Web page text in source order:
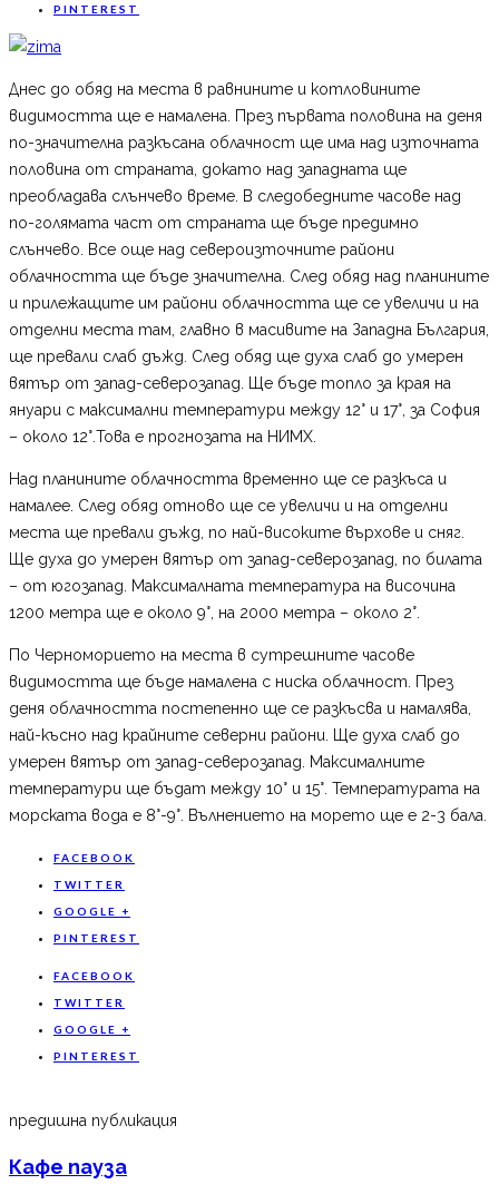
PINTEREST
Днес до обяд на места в равнините и котловините
видимостта ще е намалена. През първата половина на деня
по-значителна разкъсана облачност ще има над източната
половина от страната, докато над западната ще
преобладава слънчево време. В следобедните часове над
по-голямата част от страната ще бъде предимно
слънчево. Все още над североизточните райони
облачността ще бъде значителна. След обяд над планините
и прилежащите им райони облачността ще се увеличи и на
отделни места там, главно в масивите на Западна България,
ще превали слаб дъжд. След обяд ще духа слаб до умерен
вятър от запад-северозапад. Ще бъде топло за края на
януари с максимални температури между 12° и 17°, за София
– около 12°.Това е прогнозата на НИМХ.
Над планините облачността временно ще се разкъса и
намалее. След обяд отново ще се увеличи и на отделни
места ще превали дъжд, по най-високите върхове и сняг.
Ще духа до умерен вятър от запад-северозапад, по билата
– от югозапад. Максималната температура на височина
1200 метра ще е около 9°, на 2000 метра – около 2°.
По Черноморието на места в сутрешните часове
видимостта ще бъде намалена с ниска облачност. През
деня облачността постепенно ще се разкъсва и намалява,
най-късно над крайните северни райони. Ще духа слаб до
умерен вятър от запад-северозапад. Максималните
температури ще бъдат между 10° и 15°. Температурата на
морската вода е 8°-9°. Вълнението на морето ще е 2-3 бала.
FACEBOOK
TWITTER
GOOGLE +
PINTEREST
FACEBOOK
TWITTER
GOOGLE +
PINTEREST
предишна публикация
Кафе пауза